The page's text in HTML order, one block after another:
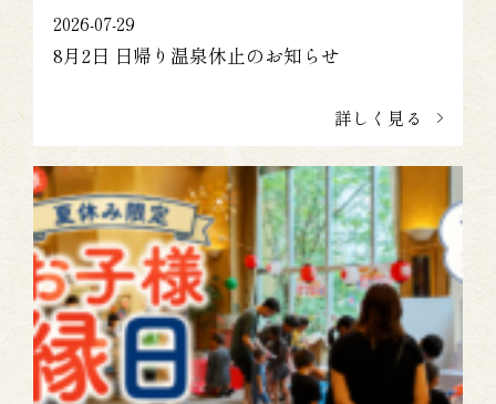
2026-07-29
8月2日 日帰り温泉休止のお知らせ
詳しく見る